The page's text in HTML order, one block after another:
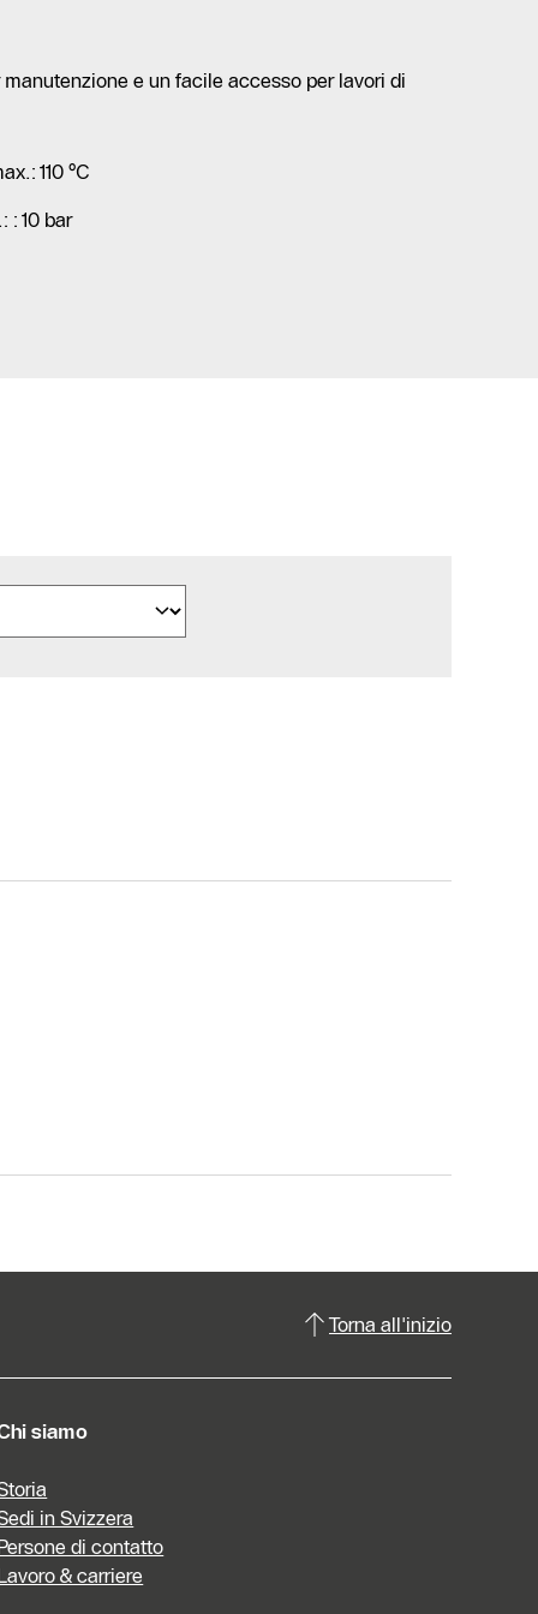
e un facile accesso per lavori di
110 °C
: 10 bar
Torna all'inizio
siamo
in Svizzera
di contatto
& carriere